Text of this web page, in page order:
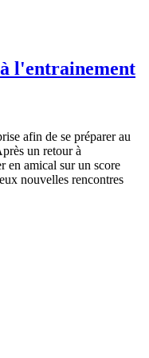
l'entrainement
afin de se préparer au
un retour à
en amical sur un score
nouvelles rencontres